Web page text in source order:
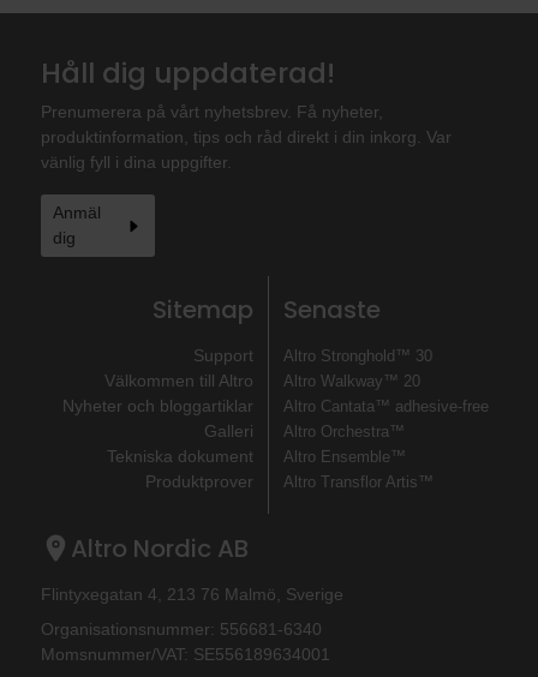
Håll dig uppdaterad!
Prenumerera på vårt nyhetsbrev. Få nyheter,
produktinformation, tips och råd direkt i din inkorg. Var
vänlig fyll i dina uppgifter.
Anmäl
dig
Sitemap
Support
Välkommen till Altro
Nyheter och bloggartiklar
Galleri
Tekniska dokument
Produktprover
Senaste
Altro Stronghold™ 30
Altro Walkway™ 20
Altro Cantata™ adhesive‐free
Altro Orchestra™
Altro Ensemble™
Altro Transflor Artis™
Altro Nordic AB
Flintyxegatan 4, 213 76 Malmö, Sverige
Organisationsnummer: 556681-6340
Momsnummer/VAT: SE556189634001